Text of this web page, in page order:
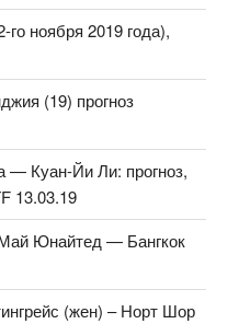
ноября 2019 года),
(19) прогноз
Куан-Йи Ли: прогноз,
13.03.19
Юнайтед — Бангкок
(жен) – Норт Шор